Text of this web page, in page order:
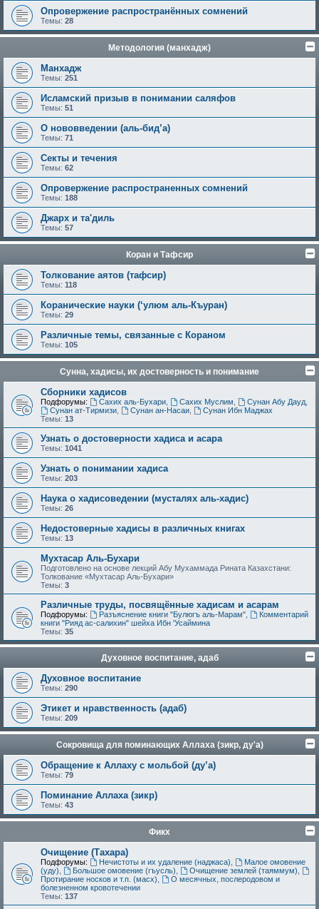
Опровержение распространённых сомнений
Темы: 28
Методология (манхадж)
Манхадж
Темы: 251
Исламский призыв в понимании саляфов
Темы: 51
О нововведении (аль-бид’а)
Темы: 71
Секты и течения
Темы: 62
Опровержение распространенных сомнений
Темы: 188
Джарх и та'диль
Темы: 57
Коран и Тафсир
Толкование аятов (тафсир)
Темы: 118
Коранические науки (‘улюм аль-Къуран)
Темы: 29
Различные темы, связанные с Кораном
Темы: 105
Сунна, хадисы, их достоверность и понимание
Сборники хадисов
Подфорумы: Сахих аль-Бухари, Сахих Муслим Сунан Абу Дауд,
Сунан ат-Тирмизи, Сунан ан-Насаи,
Сунан Ибн Маджах
Темы: 13
Узнать о достоверности хадиса и асара
Темы: 1041
Узнать о понимании хадиса
Темы: 203
Наука о хадисоведении (мусталях аль-хадис)
Темы: 26
Недостоверные хадисы в различных книгах
Темы: 13
Мухтасар Аль-Бухари
Подготовлено на основе лекций Абу Мухаммада Рината Казахстани:
Толкование «Мухтасар Аль-Бухари»
Темы: 3
Различные труды, посвящённые хадисам и асарам
Подфорумы: Разъяснение книги "Булюгъ аль-Марам",
Комментарий
книги "Рияд ас-салихин" шейха Ибн 'Усаймина
Темы: 35
Духовное воспитание, адаб
Духовное воспитание
Темы: 290
Этикет и нравственность (адаб)
Темы: 209
Сокровища для поминающих Аллаха (зикр, ду'а)
Обращение к Аллаху с мольбой (ду’а)
Темы: 79
Поминание Аллаха (зикр)
Темы: 43
Фикх
Очищение (Тахара)
Подфорумы: Нечистоты и их удаление (наджаса)
Малое омовение
(уду)
Большое омовение (гъусль) Очищение землей (таяммум)
Протирание носков и т.п. (масх)
О месячных, послеродовом и
болезненном кровотечении
Темы: 137